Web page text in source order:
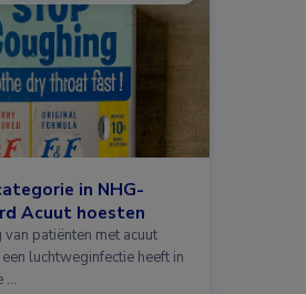
in NHG-
Acuut hoesten
patiënten met acuut
luchtweginfectie heeft in
…